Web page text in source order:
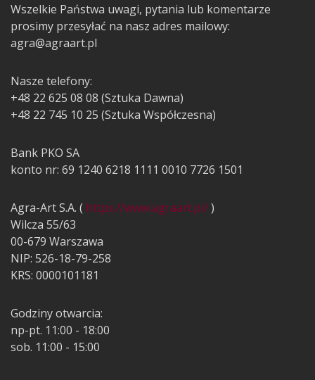
Wszelkie Państwa uwagi, pytania lub komentarze
prosimy przesyłać na nasz adres mailowy:
agra@agraart.pl
Nasze telefony:
+48 22 625 08 08 (Sztuka Dawna)
+48 22 745 10 25 (Sztuka Współczesna)
Bank PKO SA
konto nr: 69 1240 6218 1111 0010 7726 1501
Agra-Art S.A. ( https://www.agraart.pl/)
Wilcza 55/63
00-679 Warszawa
NIP: 526-18-79-258
KRS: 0000101181
Godziny otwarcia:
np-pt. 11:00 - 18:00
sob. 11:00 - 15:00